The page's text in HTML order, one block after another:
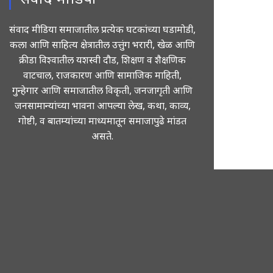
संवाद मीडिया समाजातील प्रत्येक घटकांच्या घडामोडी,
कला आणि साहित्य क्षेत्रातील उत्तुंग भरारी, खेळ आणि
क्रीडा विश्वातील यशस्वी दौड, शिक्षण व शैक्षणिक
वाटचाल, राजकारण आणि सामाजिक माहिती,
गुन्हेगार आणि समाजातील विकृती, जनजागृती आणि
जनसामान्यांच्या भावना आपल्या लेख, कथा, काव्य,
गोष्टी, व बातम्यांच्या माध्यमातून समाजापुढे मांडत
असते.